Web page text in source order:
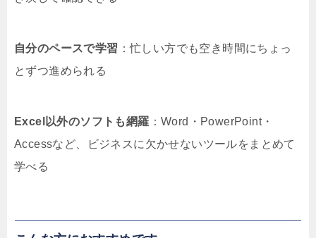
自分のペースで学習 ：忙しい方でも空き時間にちょっ
とずつ進められる
Excel以外のソフトも網羅 ：Word・PowerPoint・
Accessなど、ビジネスに欠かせないツールをまとめて
学べる